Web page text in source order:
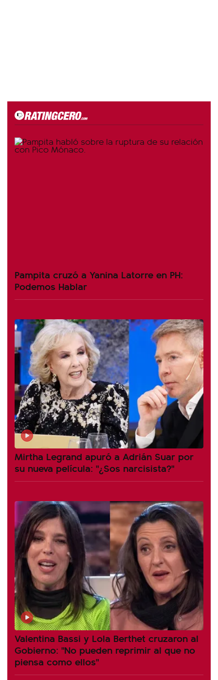
Pampita cruzó a Yanina Latorre en PH:
Podemos Hablar
Mirtha Legrand apuró a Adrián Suar por
su nueva película: "¿Sos narcisista?"
Valentina Bassi y Lola Berthet cruzaron al
Gobierno: "No pueden reprimir al que no
piensa como ellos"